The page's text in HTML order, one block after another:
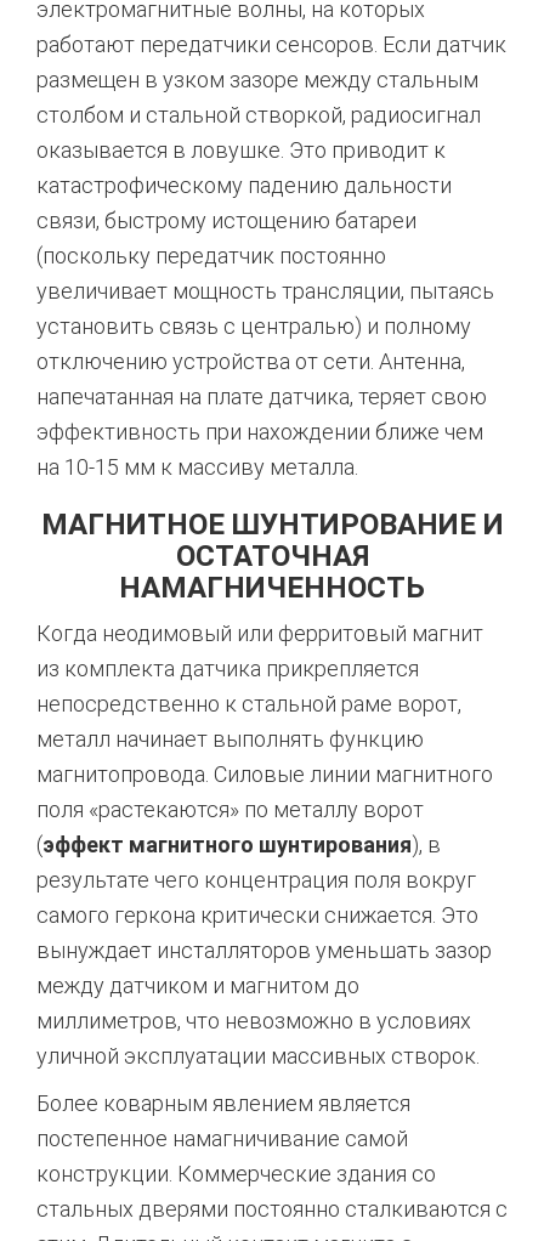
электромагнитные волны, на которых
работают передатчики сенсоров. Если датчик
размещен в узком зазоре между стальным
столбом и стальной створкой, радиосигнал
оказывается в ловушке. Это приводит к
катастрофическому падению дальности
связи, быстрому истощению батареи
(поскольку передатчик постоянно
увеличивает мощность трансляции, пытаясь
установить связь с централью) и полному
отключению устройства от сети. Антенна,
напечатанная на плате датчика, теряет свою
эффективность при нахождении ближе чем
на 10-15 мм к массиву металла.
МАГНИТНОЕ ШУНТИРОВАНИЕ И
ОСТАТОЧНАЯ
НАМАГНИЧЕННОСТЬ
Когда неодимовый или ферритовый магнит
из комплекта датчика прикрепляется
непосредственно к стальной раме ворот,
металл начинает выполнять функцию
магнитопровода. Силовые линии магнитного
поля «растекаются» по металлу ворот
(эффект магнитного шунтирования), в
результате чего концентрация поля вокруг
самого геркона критически снижается. Это
вынуждает инсталляторов уменьшать зазор
между датчиком и магнитом до
миллиметров, что невозможно в условиях
уличной эксплуатации массивных створок.
Более коварным явлением является
постепенное намагничивание самой
конструкции. Коммерческие здания со
стальных дверями постоянно сталкиваются с